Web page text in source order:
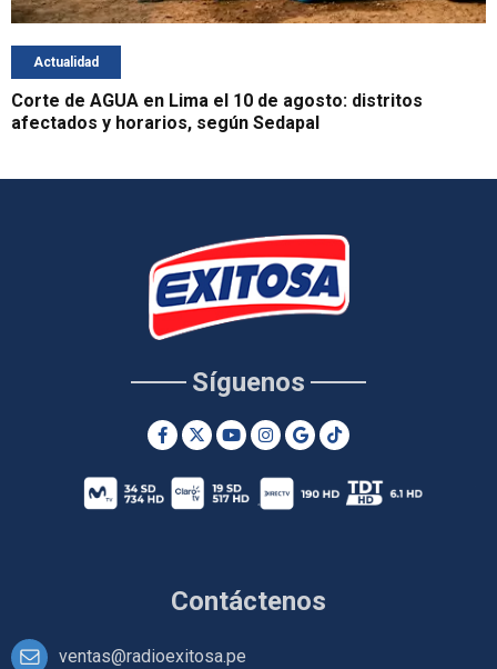
Actualidad
Corte de AGUA en Lima el 10 de agosto: distritos
afectados y horarios, según Sedapal
Contáctenos
ventas@radioexitosa.pe
Síguenos